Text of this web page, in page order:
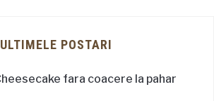
ULTIMELE POSTARI
fara coacere la pahar